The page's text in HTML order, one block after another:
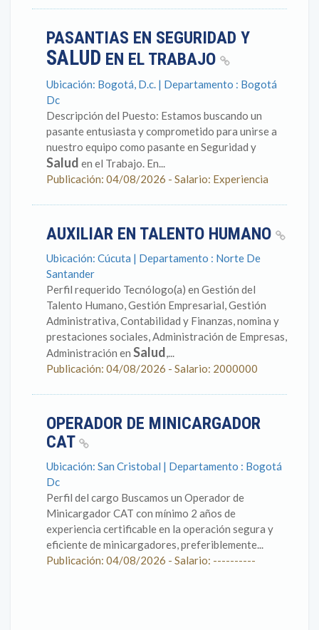
PASANTIAS EN SEGURIDAD Y
SALUD EN EL TRABAJO
Ubicación: Bogotá, D.c. | Departamento : Bogotá
Dc
Descripción del Puesto: Estamos buscando un
pasante entusiasta y comprometido para unirse a
nuestro equipo como pasante en Seguridad y
Salud en el Trabajo. En...
Publicación: 04/08/2026 - Salario: Experiencia
AUXILIAR EN TALENTO HUMANO
Ubicación: Cúcuta | Departamento : Norte De
Santander
Perfil requerido Tecnólogo(a) en Gestión del
Talento Humano, Gestión Empresarial, Gestión
Administrativa, Contabilidad y Finanzas, nomina y
prestaciones sociales, Administración de Empresas,
Administración en Salud,...
Publicación: 04/08/2026 - Salario: 2000000
OPERADOR DE MINICARGADOR
CAT
Ubicación: San Cristobal | Departamento : Bogotá
Dc
Perfil del cargo Buscamos un Operador de
Minicargador CAT con mínimo 2 años de
experiencia certificable en la operación segura y
eficiente de minicargadores, preferiblemente...
Publicación: 04/08/2026 - Salario: ----------